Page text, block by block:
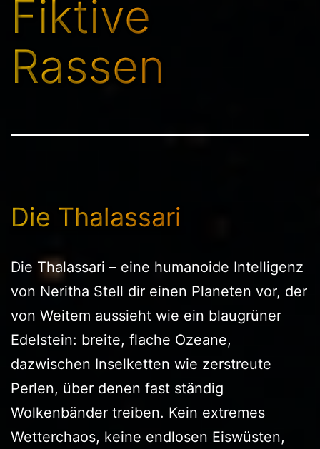
Fiktive
Rassen
Die Thalassari
Die Thalassari – eine humanoide Intelligenz
von Neritha Stell dir einen Planeten vor, der
von Weitem aussieht wie ein blaugrüner
Edelstein: breite, flache Ozeane,
dazwischen Inselketten wie zerstreute
Perlen, über denen fast ständig
Wolkenbänder treiben. Kein extremes
Wetterchaos, keine endlosen Eiswüsten,